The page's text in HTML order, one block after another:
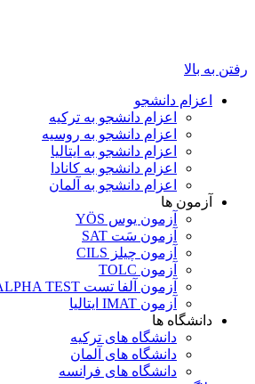
رفتن به بالا
اعزام دانشجو
اعزام دانشجو به ترکیه
اعزام دانشجو به روسیه
اعزام دانشجو به ایتالیا
اعزام دانشجو به کانادا
اعزام دانشجو به آلمان
آزمون ها
آزمون یوس YÖS
آزمون سَت SAT
آزمون چیلز CILS‌
آزمون TOLC
آزمون آلفا تست ALPHA TEST
آزمون IMAT ایتالیا
دانشگاه ها
دانشگاه های ترکیه
دانشگاه های آلمان
دانشگاه های فرانسه